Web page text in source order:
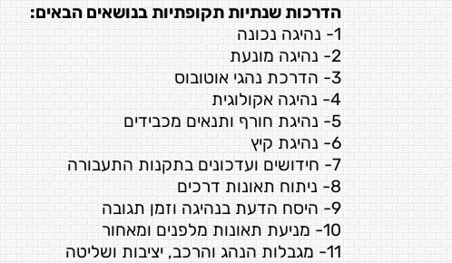
הדרכות שנתיות תקופתיות בנושאים הבאים:
1- נהיגה נכונה
2- נהיגה מונעת
3- הדרכת נהגי אוטובוס
4- נהיגה אקולוגית
5- נהיגת חורף ותנאים מכבידים
6- נהיגת קיץ
7- חידושים ועדכונים בתקנות התעבורה
8- ניתוח תאונות דרכים
9- היסח הדעת בנהיגה וזמן תגובה
10- מניעת תאונות מלפנים ומאחור
11- מגבלות הנהג והרכב, יציבות ושליטה